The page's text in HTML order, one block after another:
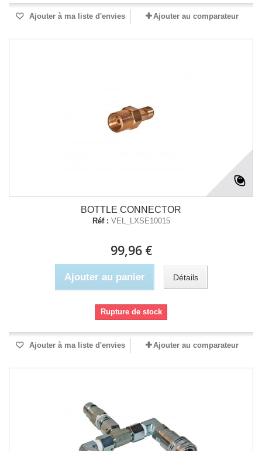
Ajouter à ma liste d'envies Ajouter au comparateur
BOTTLE CONNECTOR
Réf : VEL_LXSE10015
99,96 €
Ajouter au panier Détails
Rupture de stock
Ajouter à ma liste d'envies Ajouter au comparateur